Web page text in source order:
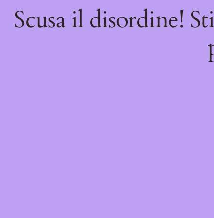
Scusa il disordine!